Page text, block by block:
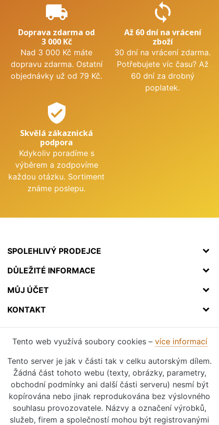
local_shipping
Doprava zdarma od
3 000 Kč
Nad 3 000 Kč máte
dopravu zdarma. Ostatní
objednávky už od 79 Kč.
sync
Až 60 dní na vrácení
zboží
30 dní na vrácení zdarma.
Potřebujete víc času? Až
60 dní za drobný
poplatek.
verified_user
Skvělá zákaznická
podpora
Kdykoliv poradíme s
výběrem a zodpovíme
každou otázku. Sortiment
známe poslepu.
SPOLEHLIVÝ PRODEJCE
DŮLEŽITÉ INFORMACE
MŮJ ÚČET
KONTAKT
Tento web využívá soubory cookies – více informací
Tento server je jak v části tak v celku autorským dílem.
Žádná část tohoto webu (texty, obrázky, parametry,
obchodní podmínky ani další části serveru) nesmí být
kopírována nebo jinak reprodukována bez výslovného
souhlasu provozovatele. Názvy a označení výrobků,
služeb, firem a společností mohou být registrovanými